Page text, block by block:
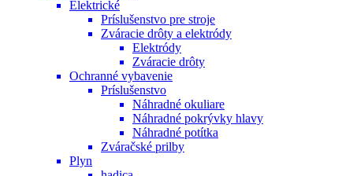
Elektrické
Príslušenstvo pre stroje
Zváracie drôty a elektródy
Elektródy
Zváracie drôty
Ochranné vybavenie
Príslušenstvo
Náhradné okuliare
Náhradné pokrývky hlavy
Náhradné potítka
Zváračské prilby
Plyn